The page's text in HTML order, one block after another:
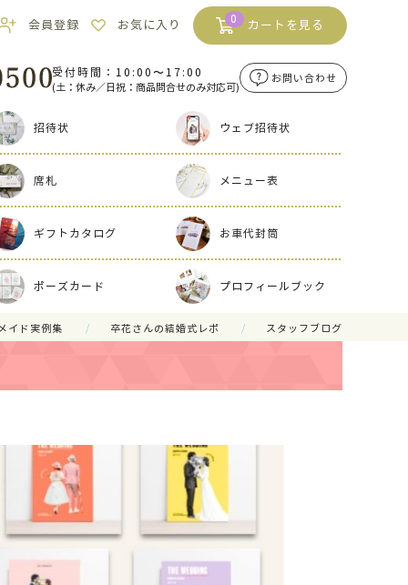
会員登録 お気に入り 0 カートを見る
受付時間：10:00〜17:00
(土：休み／日祝：商品問合せのみ対応可)
お問い合わせ
招待状 ウェブ招待状
席札 メニュー表
ギフトカタログ お車代封筒
ポーズカード プロフィールブック
イド実例集 卒花さんの結婚式レポ スタッフブログ